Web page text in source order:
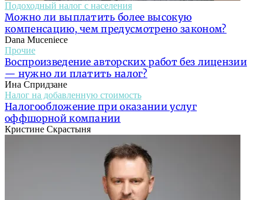
Подоходный налог с населения
Можно ли выплатить более высокую
компенсацию, чем предусмотрено законом?
Dana Muceniece
Прочие
Воспроизведение авторских работ без лицензии
— нужно ли платить налог?
Ина Спридзане
Налог на добавленную стоимость
Налогообложение при оказании услуг
оффшорной компании
Кристине Скрастыня